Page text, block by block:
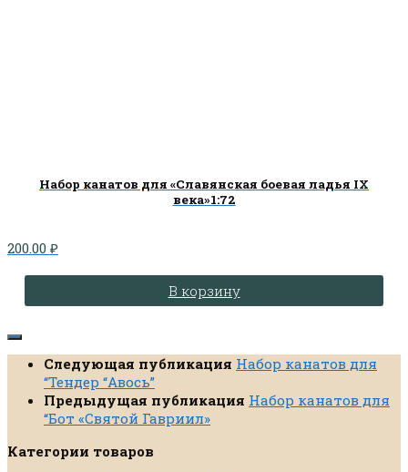
Набор канатов для «Славянская боевая ладья IX
века»1:72
200.00 ₽
В корзину
Следующая публикация Набор канатов для
“Тендер “Авось”
Предыдущая публикация Набор канатов для
“Бот «Святой Гавриил»
Категории товаров